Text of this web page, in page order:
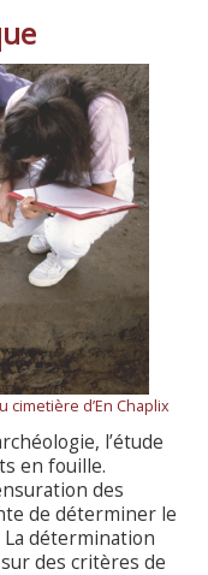
d’En Chaplix
l’étude
en fouille.
des
de déterminer le
La détermination
des critères de